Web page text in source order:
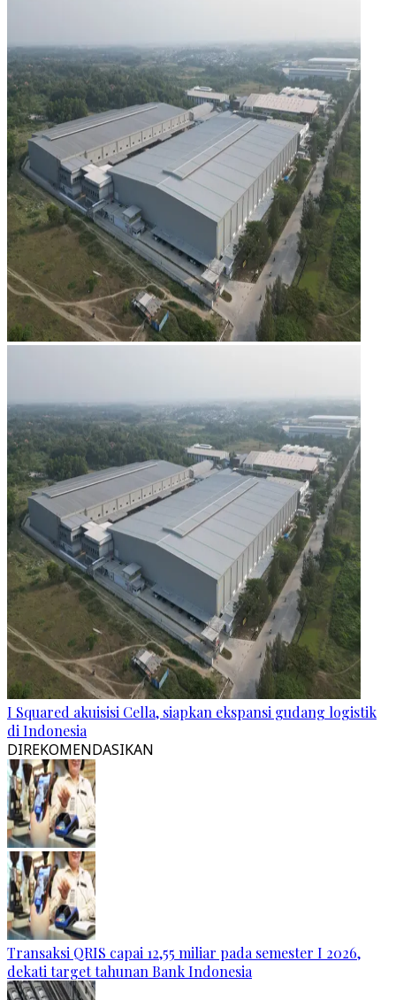
I Squared akuisisi Cella, siapkan ekspansi gudang logistik
di Indonesia
DIREKOMENDASIKAN
Transaksi QRIS capai 12,55 miliar pada semester I 2026,
dekati target tahunan Bank Indonesia